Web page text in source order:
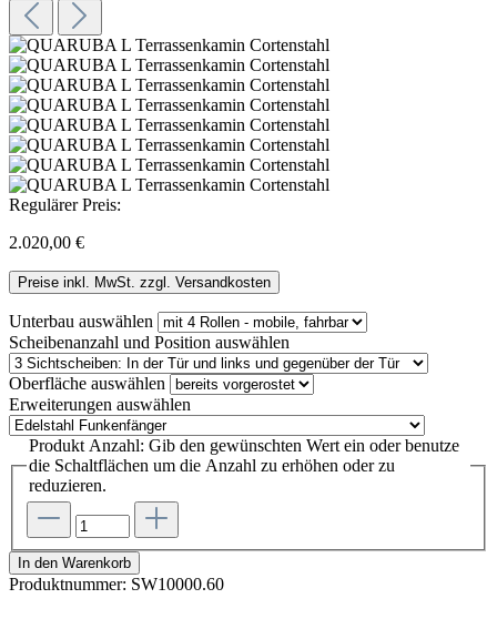
Regulärer Preis:
2.020,00 €
Preise inkl. MwSt. zzgl. Versandkosten
Unterbau auswählen
Scheibenanzahl und Position auswählen
Oberfläche auswählen
Erweiterungen auswählen
Produkt Anzahl: Gib den gewünschten Wert ein oder benutze
die Schaltflächen um die Anzahl zu erhöhen oder zu
reduzieren.
In den Warenkorb
Produktnummer: SW10000.60